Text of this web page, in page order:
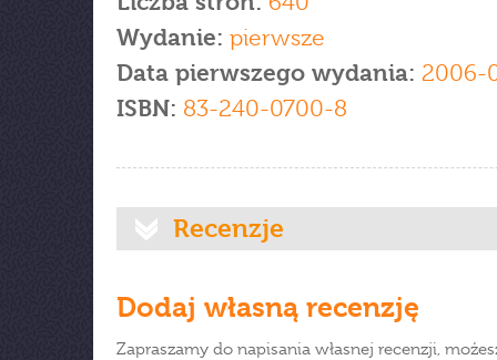
Wydanie: pierwsze
Data pierwszego wydania: 2006-
ISBN: 83-240-0700-8
Recenzje
Dodaj własną recenzję
Zapraszamy do napisania własnej recenzji,